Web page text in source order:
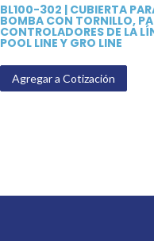
BL100-302 | CUBIERTA
BOMBA CON TORNILLO,
CONTROLADORES DE LA
POOL LINE Y GRO LINE
Agregar a Cotización